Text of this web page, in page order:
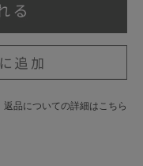
返品についての詳細はこちら